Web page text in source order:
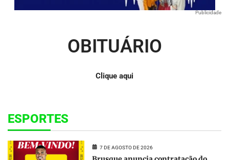
Publicidade
OBITUÁRIO
Clique aqui
ESPORTES
7 DE AGOSTO DE 2026